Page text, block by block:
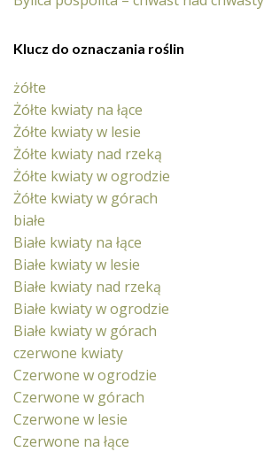
Klucz do oznaczania roślin
żółte
Żółte kwiaty na łące
Żółte kwiaty w lesie
Żółte kwiaty nad rzeką
Żółte kwiaty w ogrodzie
Żółte kwiaty w górach
białe
Białe kwiaty na łące
Białe kwiaty w lesie
Białe kwiaty nad rzeką
Białe kwiaty w ogrodzie
Białe kwiaty w górach
czerwone kwiaty
Czerwone w ogrodzie
Czerwone w górach
Czerwone w lesie
Czerwone na łące